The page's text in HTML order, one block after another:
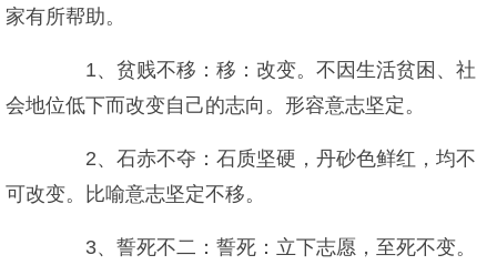
家有所帮助。
1、贫贱不移：移：改变。不因生活贫困、社
会地位低下而改变自己的志向。形容意志坚定。
2、石赤不夺：石质坚硬，丹砂色鲜红，均不
可改变。比喻意志坚定不移。
3、誓死不二：誓死：立下志愿，至死不变。